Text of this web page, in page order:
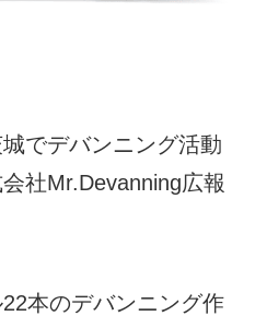
でデバンニング活動
社Mr.Devanning広報
本のデバンニング作